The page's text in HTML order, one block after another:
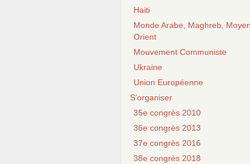
Haiti
Monde Arabe, Maghreb,
Orient
Mouvement Communiste
Ukraine
Union Européenne
S’organiser
35e congrès 2010
36e congrès 2013
37e congrès 2016
38e congrès 2018